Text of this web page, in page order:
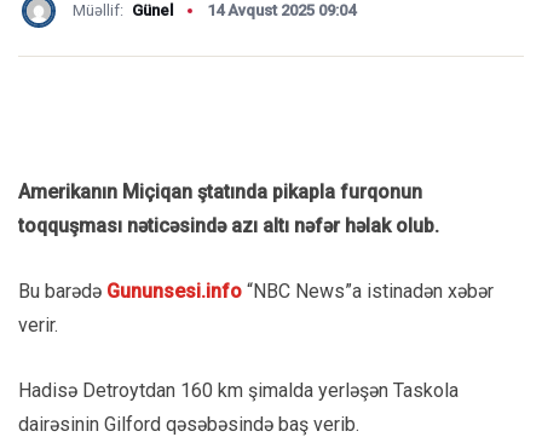
Müəllif: Günel 14 Avqust 2025 09:04
Amerikanın Miçiqan ştatında pikapla furqonun
toqquşması nəticəsində azı altı nəfər həlak olub.
Bu barədə Gununsesi.info “NBC News”a istinadən xəbər
verir.
Hadisə Detroytdan 160 km şimalda yerləşən Taskola
dairəsinin Gilford qəsəbəsində baş verib.